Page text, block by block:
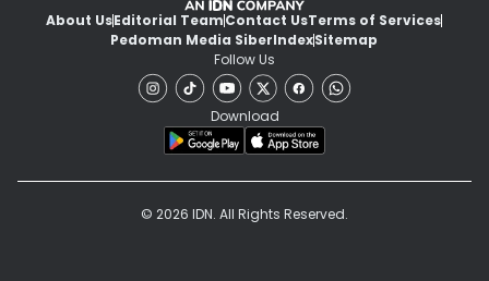
About UsEditorial TeamContact UsTerms of Services
Pedoman Media SiberIndexSitemap
Follow Us
Download
© 2026 IDN. All Rights Reserved.